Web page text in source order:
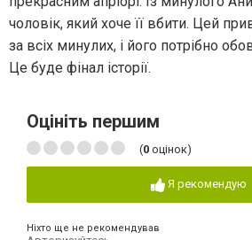
чоловік, який хоче її вбити. Цей
за всіх минулих, і його потрібно
Це буде фінал історії.
Оцініть першим
(0 оцінок)
Я рекомендую
Ніхто ще не рекомендував